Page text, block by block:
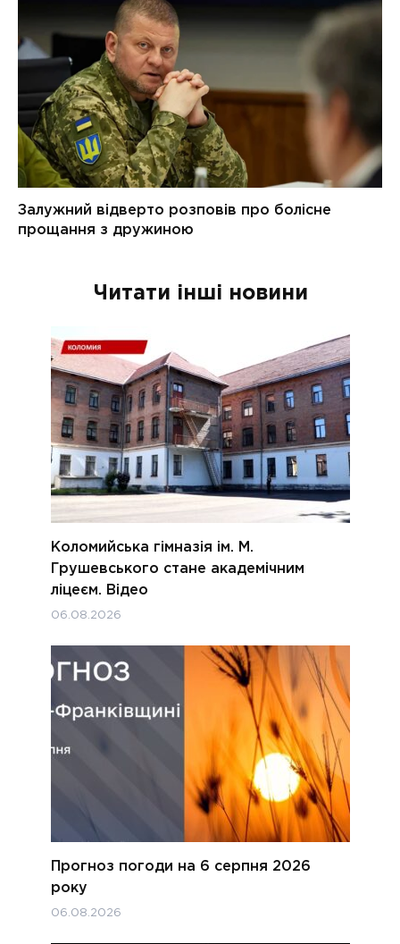
Читати інші новини
Коломийська гімназія ім. М.
Грушевського стане академічним
ліцеєм. Відео
06.08.2026
Прогноз погоди на 6 серпня 2026
року
06.08.2026